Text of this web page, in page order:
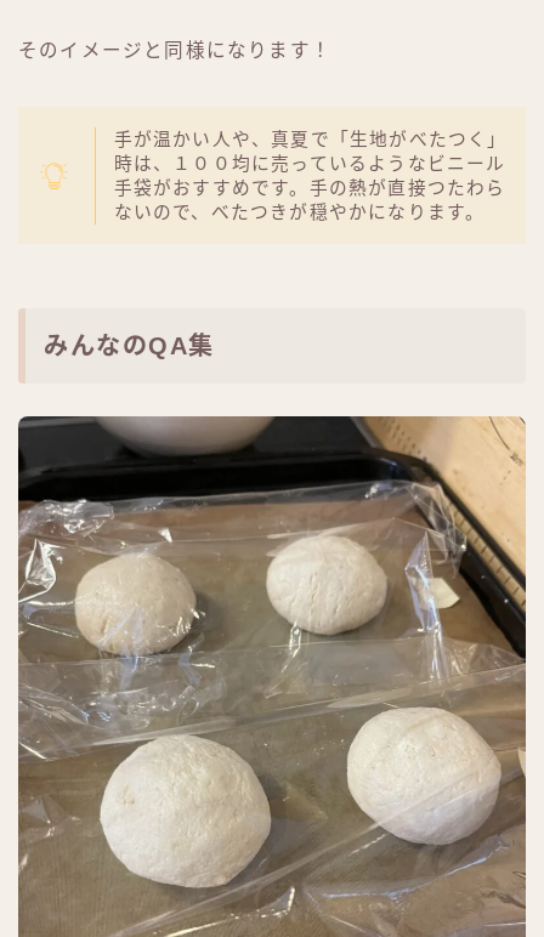
そのイメージと同様になります！
手が温かい人や、真夏で「生地がべたつく」
時は、１００均に売っているようなビニール
手袋がおすすめです。手の熱が直接つたわら
ないので、べたつきが穏やかになります。
みんなのQA集